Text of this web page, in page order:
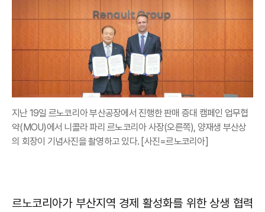
지난 19일 르노코리아 부산공장에서 진행한 판매 증대 캠페인 업무협
약(MOU)에서 니콜라 파리 르노코리아 사장(오른쪽), 양재생 부산상
의 회장이 기념사진을 촬영하고 있다. [사진=르노코리아]
르노코리아가 부산지역 경제 활성화를 위한 상생 협력